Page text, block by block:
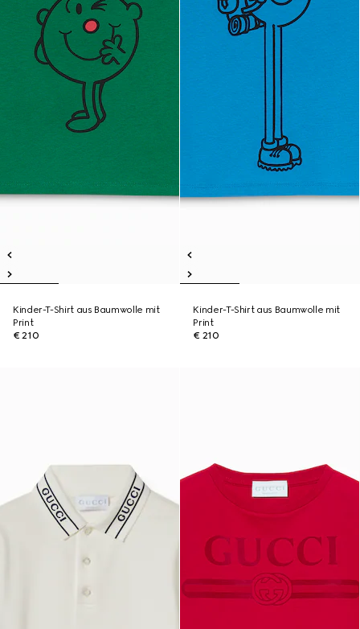
Kinder-T-Shirt aus Baumwolle mit
Print
€ 210
Kinder-T-Shirt aus Baumwolle mit
Print
€ 210